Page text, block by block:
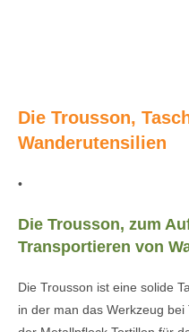
Die Trousson,
Wanderutensilien
•
Die Trousson, zum
Transportieren von
Die Trousson ist eine solide
in der man das Werkzeug